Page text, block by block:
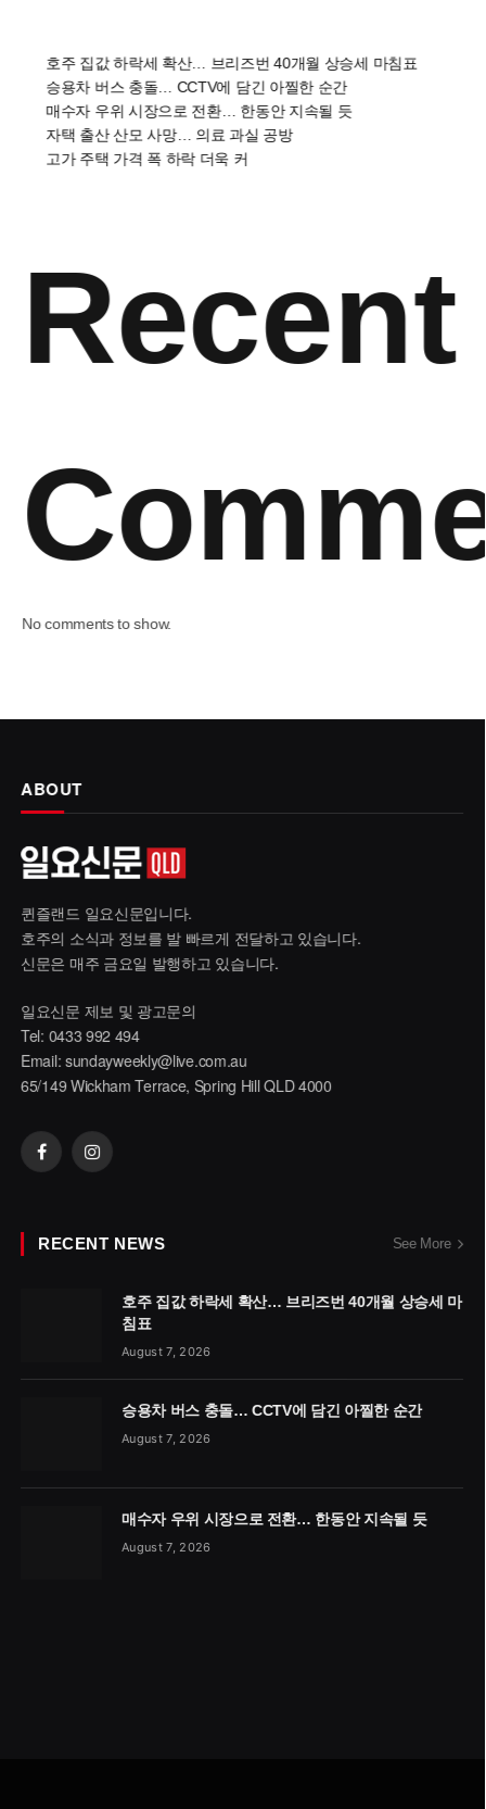
호주 집값 하락세 확산… 브리즈번 40개월 상승세 마침표
승용차 버스 충돌… CCTV에 담긴 아찔한 순간
매수자 우위 시장으로 전환… 한동안 지속될 듯
자택 출산 산모 사망… 의료 과실 공방
고가 주택 가격 폭 하락 더욱 커
Recent
No comments to show.
ABOUT
퀸즐랜드 일요신문입니다.
호주의 소식과 정보를 발 빠르게 전달하고 있습니다.
신문은 매주 금요일 발행하고 있습니다.
일요신문 제보 및 광고문의
Tel: 0433 992 494
Email:sundayweekly@live.com.au
65/149 Wickham Terrace, Spring Hill QLD 4000
FacebookInstagram
RECENT NEWS See More
호주 집값 하락세 확산… 브리즈번 40개월 상승세 마
침표
August 7, 2026
승용차 버스 충돌… CCTV에 담긴 아찔한 순간
August 7, 2026
매수자 우위 시장으로 전환… 한동안 지속될 듯
August 7, 2026